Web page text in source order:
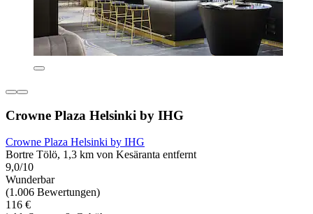
Crowne Plaza Helsinki by IHG
Crowne Plaza Helsinki by IHG
Bortre Tölö, 1,3 km von Kesäranta entfernt
9,0/10
Wunderbar
(1.006 Bewertungen)
116 €